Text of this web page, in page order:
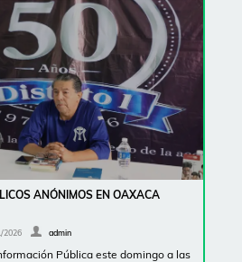
ANÓNIMOS EN OAXACA
2026 admin
Pública este domingo a las